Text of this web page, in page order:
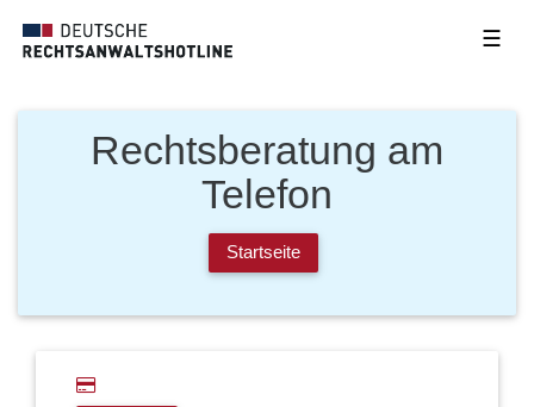
☰
Rechtsberatung am
Telefon
Startseite